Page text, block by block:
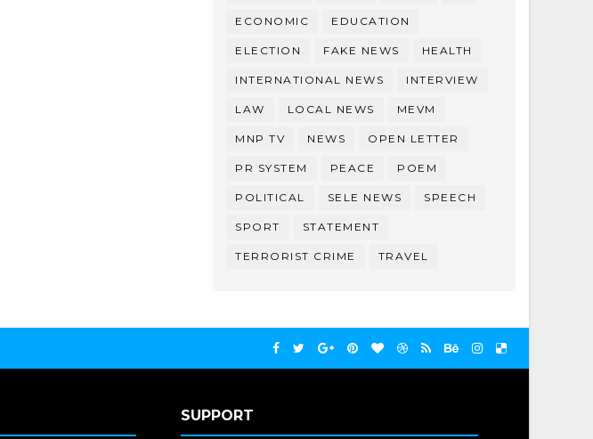
ECONOMIC EDUCATION
ELECTION FAKE NEWS HEALTH
INTERNATIONAL NEWS INTERVIEW
LAW LOCAL NEWS MEVM
MNP TV NEWS OPEN LETTER
PR SYSTEM PEACE POEM
POLITICAL SELE NEWS SPEECH
SPORT STATEMENT
TERRORIST CRIME TRAVEL
SUPPORT